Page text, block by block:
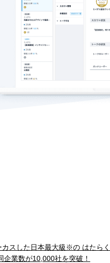
カスした日本最大級※の はたら
業数が10,000社を突破！